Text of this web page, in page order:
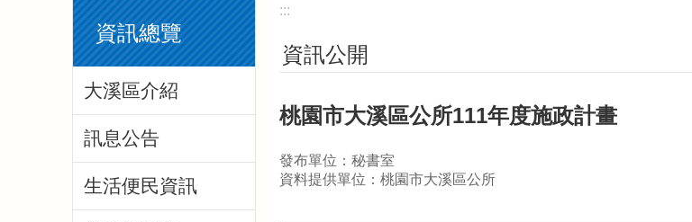
資訊總覽
大溪區介紹
訊息公告
生活便民資訊
:::
資訊公開
桃園市大溪區公所111年度施政計畫
發布單位：秘書室
資料提供單位：桃園市大溪區公所